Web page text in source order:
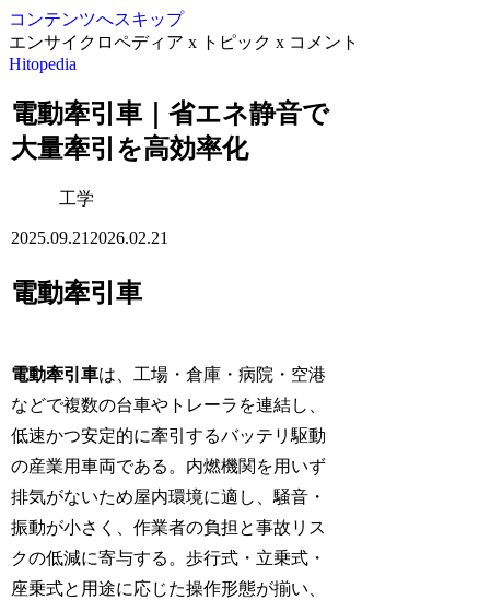
コンテンツへスキップ
エンサイクロペディア x トピック x コメント
Hitopedia
電動牽引車｜省エネ静音で
大量牽引を高効率化
工学
2025.09.21 2026.02.21
電動牽引車
電動牽引車は、工場・倉庫・病院・空港
などで複数の台車やトレーラを連結し、
低速かつ安定的に牽引するバッテリ駆動
の産業用車両である。内燃機関を用いず
排気がないため屋内環境に適し、騒音・
振動が小さく、作業者の負担と事故リス
クの低減に寄与する。歩行式・立乗式・
座乗式と用途に応じた操作形態が揃い、